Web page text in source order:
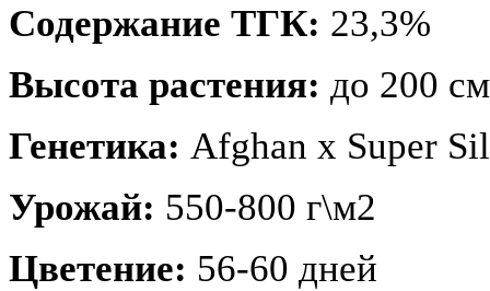
Содержание ТГК: 23,3%
Высота растения: до 200 см
Генетика: Afghan x Super
Урожай: 550-800 г\м2
Цветение: 56-60 дней